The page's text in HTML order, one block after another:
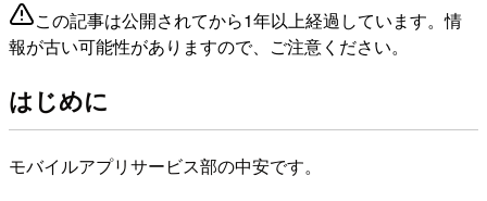
この記事は公開されてから1年以上経過しています。情
報が古い可能性がありますので、ご注意ください。
はじめに
モバイルアプリサービス部の中安です。